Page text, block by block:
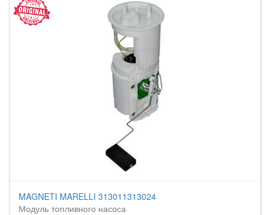
MAGNETI MARELLI 313011313024
Модуль топливного насоса